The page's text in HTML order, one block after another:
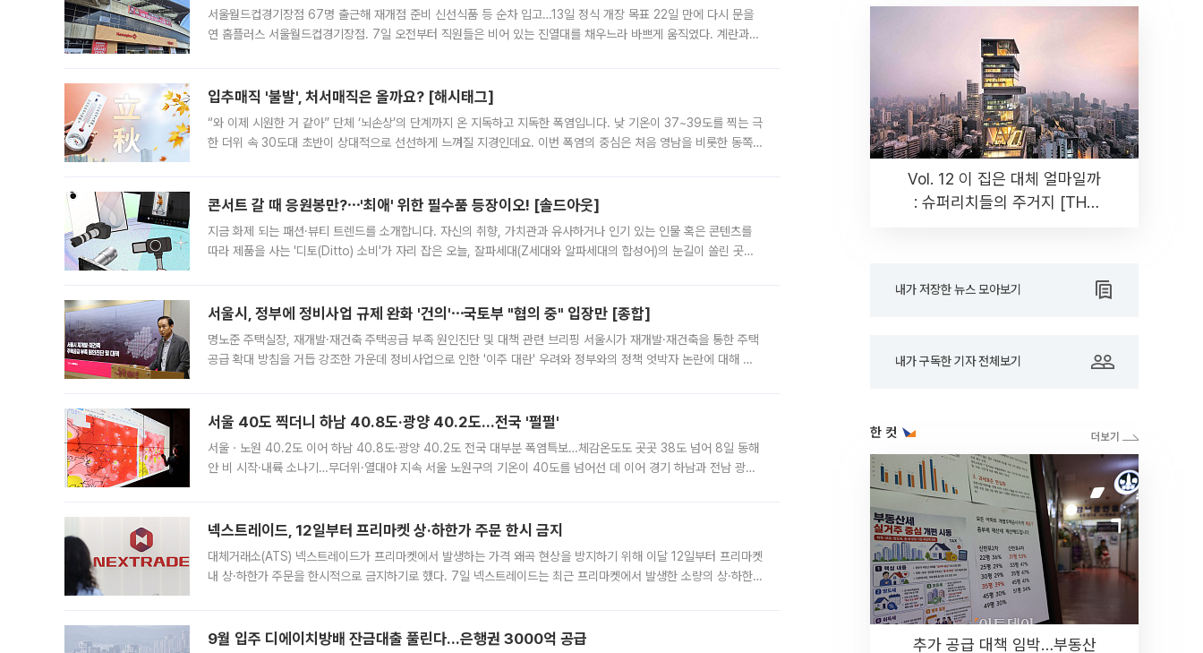
서울월드컵경기장점 67명 출근해 재개점 준비 신선식품 등 순차 입고…13일 정식 개장 목표 22일 만에 다시 문을
연 홈플러스 서울월드컵경기장점. 7일 오전부터 직원들은 비어 있는 진열대를 채우느라 바쁘게 움직였다. 계란과
입추매직 '불발', 처서매직은 올까요? [해시태그]
“와 이제 시원한 거 같아” 단체 ‘뇌손상’의 단계까지 온 지독하고 지독한 폭염입니다. 낮 기온이 37~39도를 찍는 극
한 더위 속 30도대 초반이 상대적으로 선선하게 느껴질 지경인데요. 이번 폭염의 중심은 처음 영남을 비롯한 동쪽
콘서트 갈 때 응원봉만?⋯'최애' 위한 필수품 등장이오! [솔드아웃]
지금 화제 되는 패션·뷰티 트렌드를 소개합니다. 자신의 취향, 가치관과 유사하거나 인기 있는 인물 혹은 콘텐츠를
따라 제품을 사는 '디토(Ditto) 소비'가 자리 잡은 오늘, 잘파세대(Z세대와 알파세대의 합성어)의 눈길이 쏠린 곳은
서울시, 정부에 정비사업 규제 완화 '건의'⋯국토부 "협의 중" 입장만 [종합]
명노준 주택실장, 재개발·재건축 주택공급 부족 원인진단 및 대책 관련 브리핑 서울시가 재개발·재건축을 통한 주택
공급 확대 방침을 거듭 강조한 가운데 정비사업으로 인한 '이주 대란' 우려와 정부와의 정책 엇박자 논란에 대해 정
서울 40도 찍더니 하남 40.8도·광양 40.2도…전국 '펄펄'
서울ㆍ노원 40.2도 이어 하남 40.8도·광양 40.2도 전국 대부분 폭염특보…체감온도도 곳곳 38도 넘어 8일 동해
안 비 시작·내륙 소나기…무더위·열대야 지속 서울 노원구의 기온이 40도를 넘어선 데 이어 경기 하남과 전남 광양
넥스트레이드, 12일부터 프리마켓 상·하한가 주문 한시 금지
대체거래소(ATS) 넥스트레이드가 프리마켓에서 발생하는 가격 왜곡 현상을 방지하기 위해 이달 12일부터 프리마켓
내 상·하한가 주문을 한시적으로 금지하기로 했다. 7일 넥스트레이드는 최근 프리마켓에서 발생한 소량의 상·하한
9월 입주 디에이치방배 잔금대출 풀린다…은행권 3000억 공급
Vol. 12 이 집은 대체 얼마일까
: 슈퍼리치들의 주거지 [THE
내가 저장한 뉴스 모아보기
내가 구독한 기자 전체보기
한 컷
추가 공급 대책 임박…부동산